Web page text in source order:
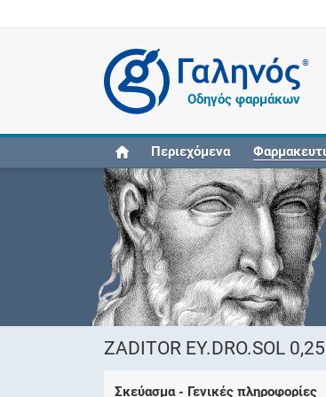
®
Οδηγός φαρμάκων
Περιεχόμενα
ZADITOR EY.DRO.SOL
Σκεύασμα - Γενικές πληροφορίες